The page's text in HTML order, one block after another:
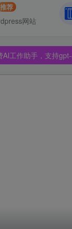
推荐
网站
AI工作助手，支持
AI工作助手，支持
工作助手，支持